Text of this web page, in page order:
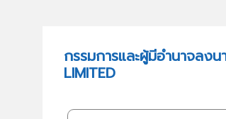
กรรมการและผู้มีอำนาจลงน
LIMITED